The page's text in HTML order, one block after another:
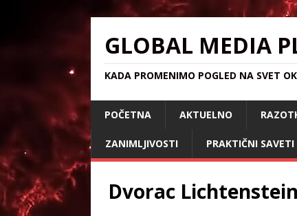
GLOBAL MEDIA
KADA PROMENIMO POGLED NA SVET
POČETNA AKTUELNO
ZANIMLJIVOSTI PRAKTIČNI SAVETI
Dvorac Lichtenstein